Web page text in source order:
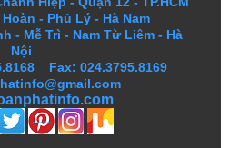
- Phủ Lý - Hà Nam
- Mễ Trì - Nam Từ Liêm - Hà
Nội
Fax: 024.3795.8169